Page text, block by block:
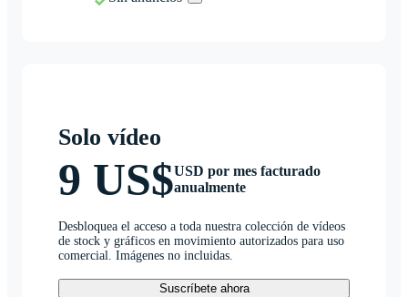
Solo vídeo
9 US$USD por mes facturado
anualmente
Desbloquea el acceso a toda nuestra colección de vídeos
de stock y gráficos en movimiento autorizados para uso
comercial. Imágenes no incluidas.
Suscríbete ahora